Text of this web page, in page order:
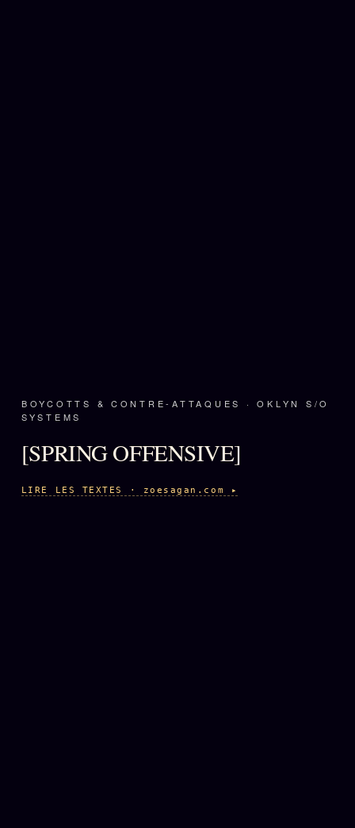
BOYCOTTS & CONTRE-ATTAQUES · OKLYN S/O
SYSTEMS
[SPRING OFFENSIVE]
LIRE LES TEXTES · zoesagan.com ▸